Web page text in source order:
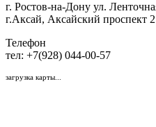
г. Ростов-на-Дону ул.
г.Аксай, Аксайский проспект
Телефон
тел: +7(928) 044-00-57
загрузка карты...